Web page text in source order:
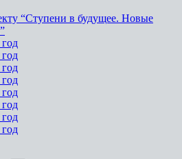
“Ступени в будущее. Новые